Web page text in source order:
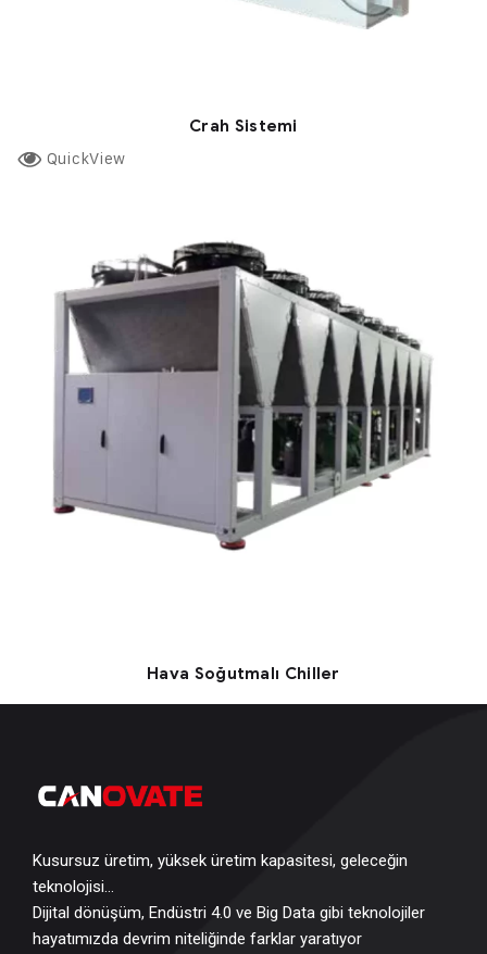
Crah Sistemi
QuickView
Hava Soğutmalı Chiller
Kusursuz üretim, yüksek üretim kapasitesi, geleceğin
teknolojisi…
Dijital dönüşüm, Endüstri 4.0 ve Big Data gibi teknolojiler
hayatımızda devrim niteliğinde farklar yaratıyor